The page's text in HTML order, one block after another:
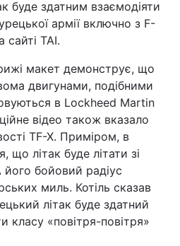
буде здатним взаємодіяти
армії включно з F-
TAI.
макет демонструє, що
двигунами, подібними
в Lockheed Martin
відео також вказало
TF-X. Приміром, в
що літак буде літати зі
бойовий радіус
миль. Котіль сказав
літак буде здатний
класу «повітря-повітря»